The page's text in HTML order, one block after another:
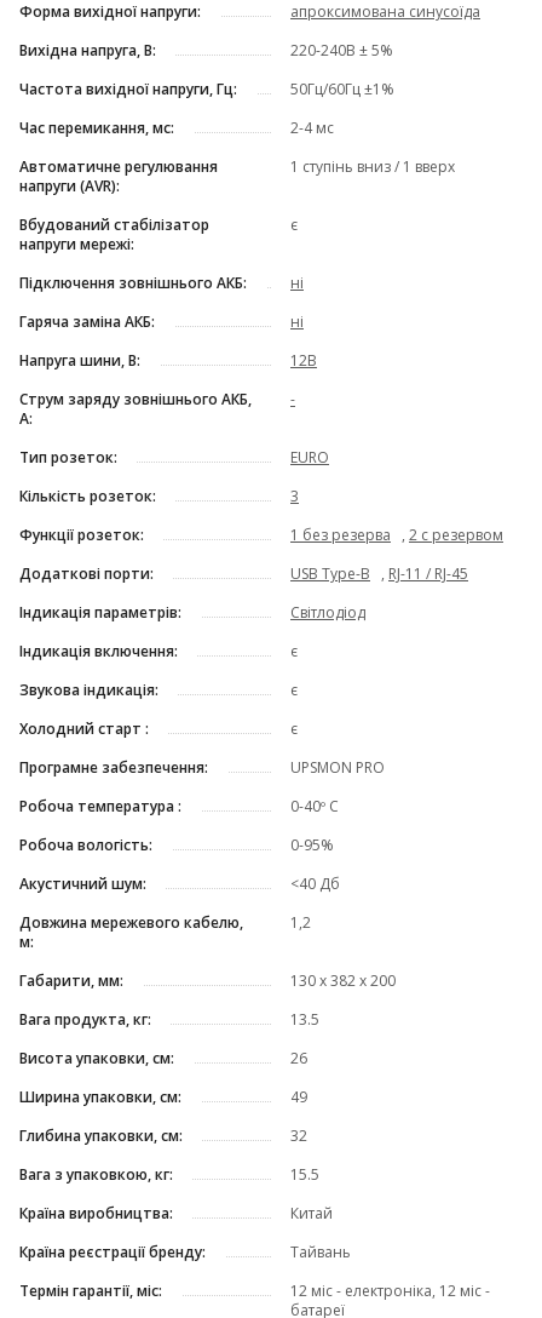
Форма вихідної напруги:
апроксимована синусоїда
Вихідна напруга, В:
220-240В ± 5%
Частота вихідної напруги, Гц:
50Гц/60Гц ±1%
Час перемикання, мс:
2-4 мс
Автоматичне регулювання
напруги (AVR):
1 ступінь вниз / 1 вверх
Вбудований стабілізатор
напруги мережі:
є
Підключення зовнішнього АКБ:
ні
Гаряча заміна АКБ:
ні
Напруга шини, В:
12В
Струм заряду зовнішнього АКБ,
А:
-
Тип розеток:
EURO
Кількість розеток:
3
Функції розеток:
1 без резерва , 2 с резервом
Додаткові порти:
USB Type-B , RJ-11 / RJ-45
Індикація параметрів:
Світлодіод
Індикація включення:
є
Звукова індикація:
є
Холодний старт :
є
Програмне забезпечення:
UPSMON PRO
Робоча температура :
0-40º C
Робоча вологість:
0-95%
Акустичний шум:
<40 Дб
Довжина мережевого кабелю,
м:
1,2
Габарити, мм:
130 х 382 х 200
Вага продукта, кг:
13.5
Висота упаковки, см:
26
Ширина упаковки, см:
49
Глибина упаковки, см:
32
Вага з упаковкою, кг:
15.5
Країна виробництва:
Китай
Країна реєстрації бренду:
Тайвань
Термін гарантії, міс:
12 міс - електроніка, 12 міс -
батареї